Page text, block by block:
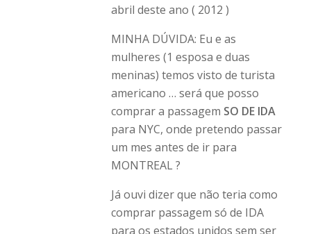
abril deste ano ( 2012 )
MINHA DÚVIDA: Eu e as
mulheres (1 esposa e duas
meninas) temos visto de turista
americano … será que posso
comprar a passagem SO DE IDA
para NYC, onde pretendo passar
um mes antes de ir para
MONTREAL ?
Já ouvi dizer que não teria como
comprar passagem só de IDA
para os estados unidos sem ser